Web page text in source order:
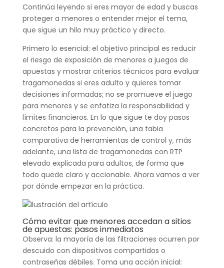
Continúa leyendo si eres mayor de edad y buscas
proteger a menores o entender mejor el tema,
que sigue un hilo muy práctico y directo.
Primero lo esencial: el objetivo principal es reducir
el riesgo de exposición de menores a juegos de
apuestas y mostrar criterios técnicos para evaluar
tragamonedas si eres adulto y quieres tomar
decisiones informadas; no se promueve el juego
para menores y se enfatiza la responsabilidad y
límites financieros. En lo que sigue te doy pasos
concretos para la prevención, una tabla
comparativa de herramientas de control y, más
adelante, una lista de tragamonedas con RTP
elevado explicada para adultos, de forma que
todo quede claro y accionable. Ahora vamos a ver
por dónde empezar en la práctica.
Cómo evitar que menores accedan a sitios
de apuestas: pasos inmediatos
Observa: la mayoría de las filtraciones ocurren por
descuido con dispositivos compartidos o
contraseñas débiles. Toma una acción inicial: